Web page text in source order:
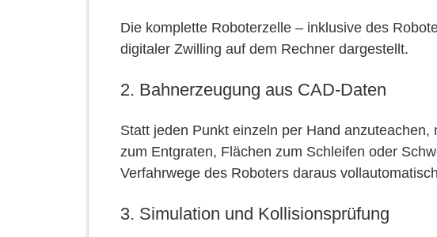
Die komplette Roboterzelle – inklusive des
digitaler Zwilling auf dem Rechner dargestellt.
2. Bahnerzeugung aus CAD-Daten
Statt jeden Punkt einzeln per Hand
zum Entgraten, Flächen zum Schleifen oder
Verfahrwege des Roboters daraus
3. Simulation und Kollisionsprüfung